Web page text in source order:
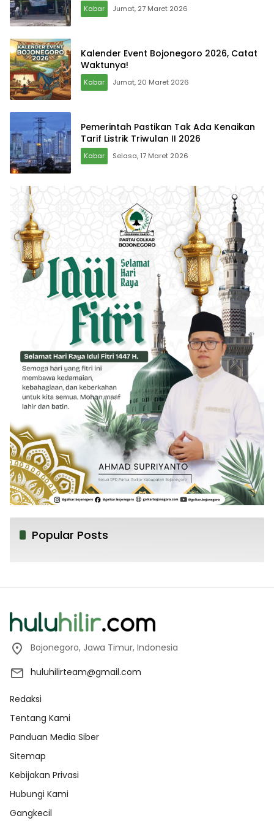
Kabar Jumat, 27 Maret 2026
Kalender Event Bojonegoro 2026, Catat
Waktunya!
Kabar Jumat, 20 Maret 2026
Pemerintah Pastikan Tak Ada Kenaikan
Tarif Listrik Triwulan II 2026
Kabar Selasa, 17 Maret 2026
Popular Posts
Bojonegoro, Jawa Timur, Indonesia
huluhilirteam@gmail.com
Redaksi
Tentang Kami
Panduan Media Siber
Sitemap
Kebijakan Privasi
Hubungi Kami
Gangkecil